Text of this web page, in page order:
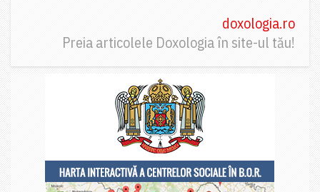
doxologia.ro
Preia articolele Doxologia în site-ul tău!